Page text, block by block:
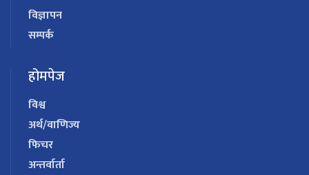
विज्ञापन
सम्पर्क
होमपेज
विश्व
अर्थ/वाणिज्य
फिचर
अन्तर्वार्ता